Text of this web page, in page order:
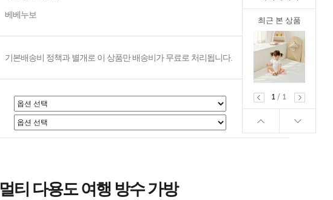
최근 본 상품
1
/ 1
베베누보
기본배송비 정책과 별개로 이 상품만 배송비가 무료로 처리됩니다.
멀티 다용도 여행 방수 가방